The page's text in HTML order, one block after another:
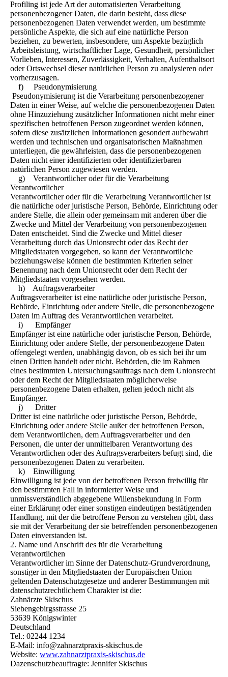
Profiling ist jede Art der automatisierten Verarbeitung
personenbezogener Daten, die darin besteht, dass diese
personenbezogenen Daten verwendet werden, um bestimmte
persönliche Aspekte, die sich auf eine natürliche Person
beziehen, zu bewerten, insbesondere, um Aspekte bezüglich
Arbeitsleistung, wirtschaftlicher Lage, Gesundheit, persönlicher
Vorlieben, Interessen, Zuverlässigkeit, Verhalten, Aufenthaltsort
oder Ortswechsel dieser natürlichen Person zu analysieren oder
vorherzusagen.
f) Pseudonymisierung
Pseudonymisierung ist die Verarbeitung personenbezogener
Daten in einer Weise, auf welche die personenbezogenen Daten
ohne Hinzuziehung zusätzlicher Informationen nicht mehr einer
spezifischen betroffenen Person zugeordnet werden können,
sofern diese zusätzlichen Informationen gesondert aufbewahrt
werden und technischen und organisatorischen Maßnahmen
unterliegen, die gewährleisten, dass die personenbezogenen
Daten nicht einer identifizierten oder identifizierbaren
natürlichen Person zugewiesen werden.
g) Verantwortlicher oder für die Verarbeitung
Verantwortlicher
Verantwortlicher oder für die Verarbeitung Verantwortlicher ist
die natürliche oder juristische Person, Behörde, Einrichtung oder
andere Stelle, die allein oder gemeinsam mit anderen über die
Zwecke und Mittel der Verarbeitung von personenbezogenen
Daten entscheidet. Sind die Zwecke und Mittel dieser
Verarbeitung durch das Unionsrecht oder das Recht der
Mitgliedstaaten vorgegeben, so kann der Verantwortliche
beziehungsweise können die bestimmten Kriterien seiner
Benennung nach dem Unionsrecht oder dem Recht der
Mitgliedstaaten vorgesehen werden.
h) Auftragsverarbeiter
Auftragsverarbeiter ist eine natürliche oder juristische Person,
Behörde, Einrichtung oder andere Stelle, die personenbezogene
Daten im Auftrag des Verantwortlichen verarbeitet.
i) Empfänger
Empfänger ist eine natürliche oder juristische Person, Behörde,
Einrichtung oder andere Stelle, der personenbezogene Daten
offengelegt werden, unabhängig davon, ob es sich bei ihr um
einen Dritten handelt oder nicht. Behörden, die im Rahmen
eines bestimmten Untersuchungsauftrags nach dem Unionsrecht
oder dem Recht der Mitgliedstaaten möglicherweise
personenbezogene Daten erhalten, gelten jedoch nicht als
Empfänger.
j) Dritter
Dritter ist eine natürliche oder juristische Person, Behörde,
Einrichtung oder andere Stelle außer der betroffenen Person,
dem Verantwortlichen, dem Auftragsverarbeiter und den
Personen, die unter der unmittelbaren Verantwortung des
Verantwortlichen oder des Auftragsverarbeiters befugt sind, die
personenbezogenen Daten zu verarbeiten.
k) Einwilligung
Einwilligung ist jede von der betroffenen Person freiwillig für
den bestimmten Fall in informierter Weise und
unmissverständlich abgegebene Willensbekundung in Form
einer Erklärung oder einer sonstigen eindeutigen bestätigenden
Handlung, mit der die betroffene Person zu verstehen gibt, dass
sie mit der Verarbeitung der sie betreffenden personenbezogenen
Daten einverstanden ist.
2. Name und Anschrift des für die Verarbeitung
Verantwortlichen
Verantwortlicher im Sinne der Datenschutz-Grundverordnung,
sonstiger in den Mitgliedstaaten der Europäischen Union
geltenden Datenschutzgesetze und anderer Bestimmungen mit
datenschutzrechtlichem Charakter ist die:
Zahnärzte Skischus
Siebengebirgsstrasse 25
53639 Königswinter
Deutschland
Tel.: 02244 1234
E-Mail: info@zahnarztpraxis-skischus.de
Website: www.zahnarztpraxis-skischus.de
Dazenschutzbeauftragte: Jennifer Skischus